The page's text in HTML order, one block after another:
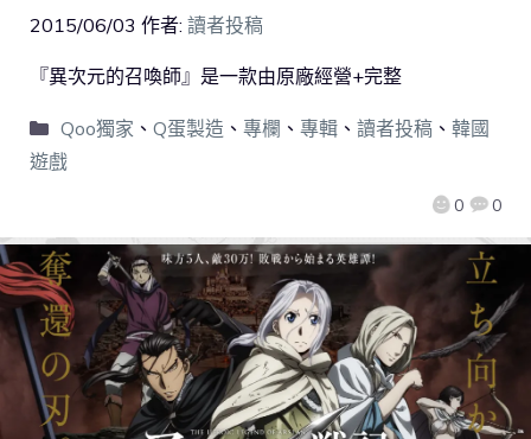
2015/06/03 作者: 讀者投稿
0 0
『異次元的召喚師』是一款由原廠經營+完整
Qoo獨家 、 Q蛋製造 、 專欄 、 專輯、 讀者投稿、 韓國
遊戲